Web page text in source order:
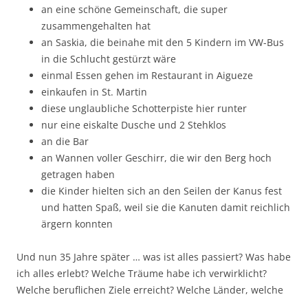
an eine schöne Gemeinschaft, die super
zusammengehalten hat
an Saskia, die beinahe mit den 5 Kindern im VW-Bus
in die Schlucht gestürzt wäre
einmal Essen gehen im Restaurant in Aigueze
einkaufen in St. Martin
diese unglaubliche Schotterpiste hier runter
nur eine eiskalte Dusche und 2 Stehklos
an die Bar
an Wannen voller Geschirr, die wir den Berg hoch
getragen haben
die Kinder hielten sich an den Seilen der Kanus fest
und hatten Spaß, weil sie die Kanuten damit reichlich
ärgern konnten
Und nun 35 Jahre später … was ist alles passiert? Was habe
ich alles erlebt? Welche Träume habe ich verwirklicht?
Welche beruflichen Ziele erreicht? Welche Länder, welche